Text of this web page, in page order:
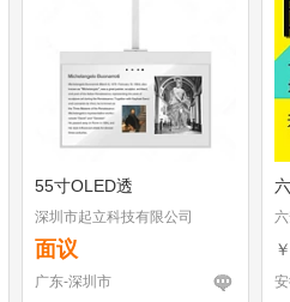
55寸OLED透
深圳市起立科技有限公司
面议
广东-深圳市
￥